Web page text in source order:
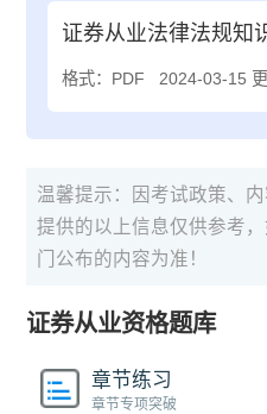
证券从业法律法规知
格式：PDF 2024-03-15
温馨提示：因考试政策、
提供的以上信息仅供参考
门公布的内容为准！
证券从业资格题库
章节练习
章节专项突破